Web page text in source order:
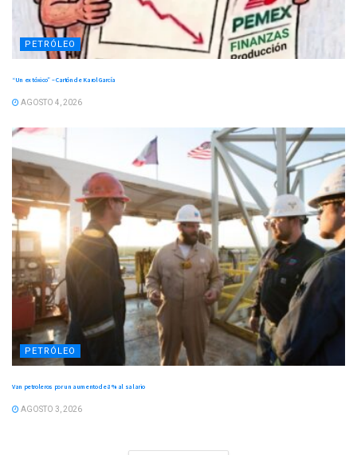
PETRÓLEO
“Un ex tóxico” – Cartón de Karol García
AGOSTO 4, 2026
PETRÓLEO
Van petroleros por un aumento de 8 % al salario
AGOSTO 3, 2026